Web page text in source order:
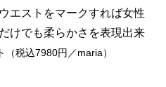
エストをマークすれば女性
けでも柔らかさを表現出来
（税込7980円／maria）